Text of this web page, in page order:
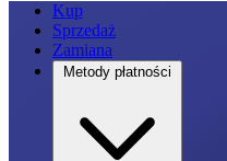
Kup
Sprzedaż
Zamiana
Metody płatności